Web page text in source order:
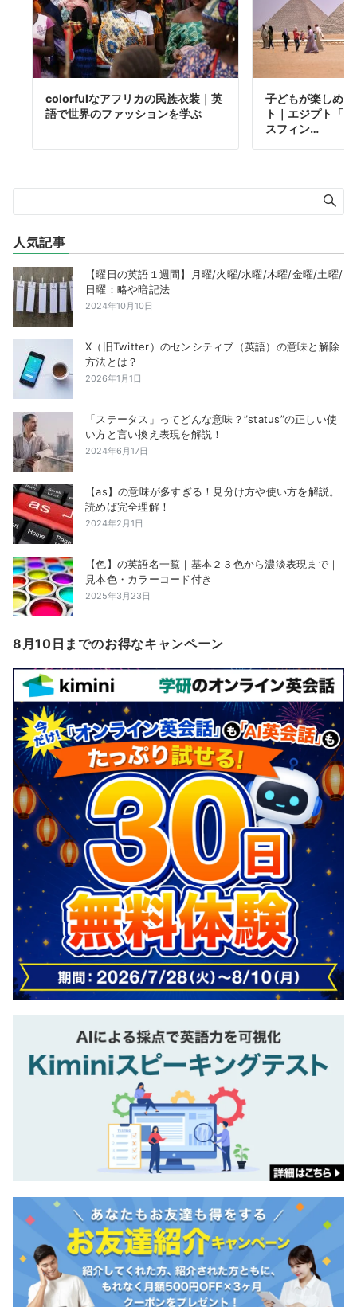
colorfulなアフリカの民族衣装｜英
語で世界のファッションを学ぶ
子どもが楽しめ
ト｜エジプト「
スフィン…
人気記事
【曜日の英語１週間】月曜/火曜/水曜/木曜/金曜/土曜/
日曜：略や暗記法
2024年10月10日
X（旧Twitter）のセンシティブ（英語）の意味と解除
方法とは？
2026年1月1日
「ステータス」ってどんな意味？”status”の正しい使
い方と言い換え表現を解説！
2024年6月17日
【as】の意味が多すぎる！見分け方や使い方を解説。
読めば完全理解！
2024年2月1日
【色】の英語名一覧｜基本２３色から濃淡表現まで｜
見本色・カラーコード付き
2025年3月23日
8月10日までのお得なキャンペーン